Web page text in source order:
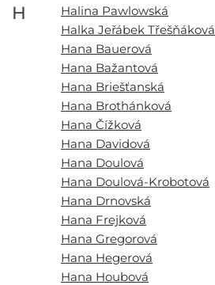
H
Halina Pawlowská
Halka Jeřábek Třešňáková
Hana Bauerová
Hana Bažantová
Hana Briešťanská
Hana Brothánková
Hana Čížková
Hana Davidová
Hana Doulová
Hana Doulová-Krobotová
Hana Drnovská
Hana Frejková
Hana Gregorová
Hana Hegerová
Hana Houbová